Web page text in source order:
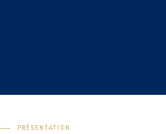
PRÉSENTATION